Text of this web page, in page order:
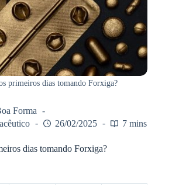
primeiros dias tomando Forxiga?
Forma
26/02/2025 7 mins
dias tomando Forxiga?